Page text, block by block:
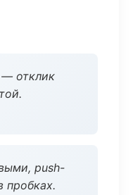
— отклик
push-
пробках.